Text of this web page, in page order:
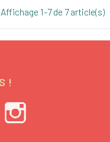
Affichage 1-7 de 7 article(s)
!